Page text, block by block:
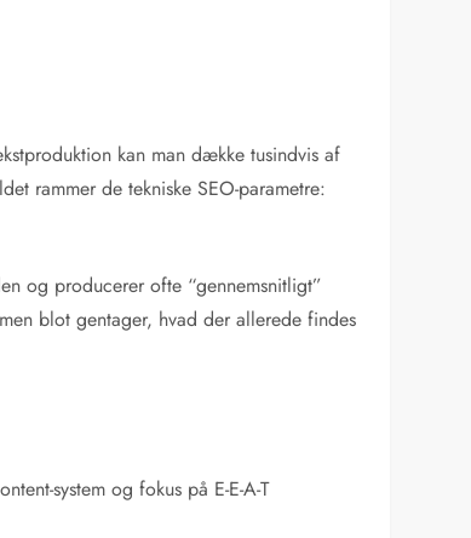
kan man dække tusindvis af
rammer de tekniske SEO-parametre:
og producerer ofte “gennemsnitligt”
blot gentager, hvad der allerede findes
system og fokus på E-E-A-T